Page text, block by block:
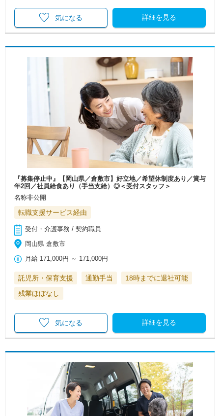
詳細を見る
気になる
『募集停止中』【岡山県／倉敷市】好立地／希望休制度あり／賞与
年2回／社員給食あり（手当支給）◎＜受付スタッフ＞
名称非公開
転職支援サービス経由
受付・介護事務 / 契約職員
岡山県 倉敷市
月給 171,000円 ～ 171,000円
託児所・保育支援 通勤手当
18時までに退社可能
残業ほぼなし
詳細を見る
気になる